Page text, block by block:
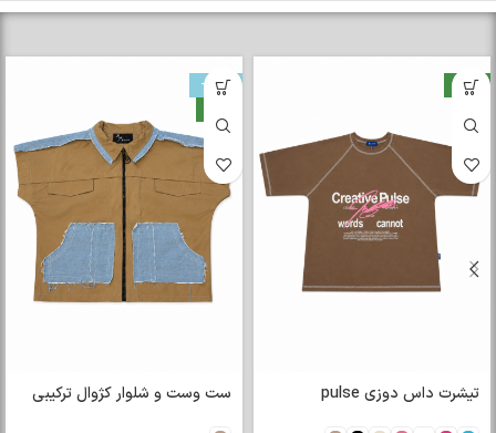
جدید
تیشرت داس دوزی pulse
-33%
ست وست و شلوار کژوال ترکیبی